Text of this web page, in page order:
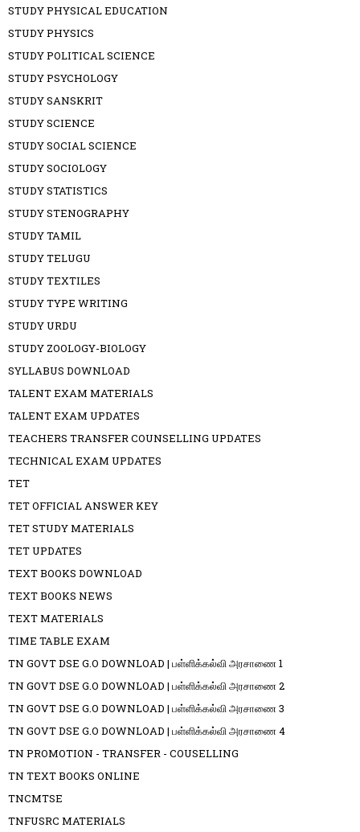
STUDY PHYSICAL EDUCATION
STUDY PHYSICS
STUDY POLITICAL SCIENCE
STUDY PSYCHOLOGY
STUDY SANSKRIT
STUDY SCIENCE
STUDY SOCIAL SCIENCE
STUDY SOCIOLOGY
STUDY STATISTICS
STUDY STENOGRAPHY
STUDY TAMIL
STUDY TELUGU
STUDY TEXTILES
STUDY TYPE WRITING
STUDY URDU
STUDY ZOOLOGY-BIOLOGY
SYLLABUS DOWNLOAD
TALENT EXAM MATERIALS
TALENT EXAM UPDATES
TEACHERS TRANSFER COUNSELLING UPDATES
TECHNICAL EXAM UPDATES
TET
TET OFFICIAL ANSWER KEY
TET STUDY MATERIALS
TET UPDATES
TEXT BOOKS DOWNLOAD
TEXT BOOKS NEWS
TEXT MATERIALS
TIME TABLE EXAM
TN GOVT DSE G.O DOWNLOAD | பள்ளிக்கல்வி அரசாணை 1
TN GOVT DSE G.O DOWNLOAD | பள்ளிக்கல்வி அரசாணை 2
TN GOVT DSE G.O DOWNLOAD | பள்ளிக்கல்வி அரசாணை 3
TN GOVT DSE G.O DOWNLOAD | பள்ளிக்கல்வி அரசாணை 4
TN PROMOTION - TRANSFER - COUSELLING
TN TEXT BOOKS ONLINE
TNCMTSE
TNFUSRC MATERIALS